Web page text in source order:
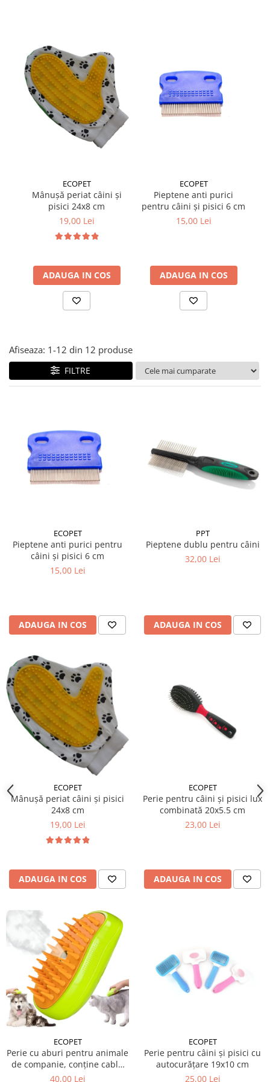
Laxative
Gel antiinflamator
ECOPET
Mânușă periat câini și
pisici 24x8 cm
19,00 Lei
ADAUGA IN COS
ECOPET
Pieptene anti purici
pentru câini și pisici 6 cm
15,00 Lei
ADAUGA IN COS
Afiseaza: 1-12 din 12 produse
FILTRE
ECOPET
Pieptene anti purici pentru
câini și pisici 6 cm
15,00 Lei
ADAUGA IN COS
PPT
Pieptene dublu pentru câini
32,00 Lei
ADAUGA IN COS
ECOPET
Mânușă periat câini și pisici
24x8 cm
19,00 Lei
ADAUGA IN COS
ECOPET
Perie pentru câini și pisici lux
combinată 20x5.5 cm
23,00 Lei
ADAUGA IN COS
ECOPET
Perie cu aburi pentru animale
de companie, conține cablu
încărcare
40,00 Lei
ECOPET
Perie pentru câini și pisici cu
autocurățare 19x10 cm
25,00 Lei